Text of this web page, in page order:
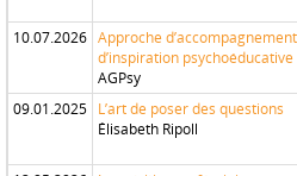
10.07.2026 Approche
d’inspiration psychoéducative
AGPsy
09.01.2025 L’art de poser des questions
Élisabeth Ripoll